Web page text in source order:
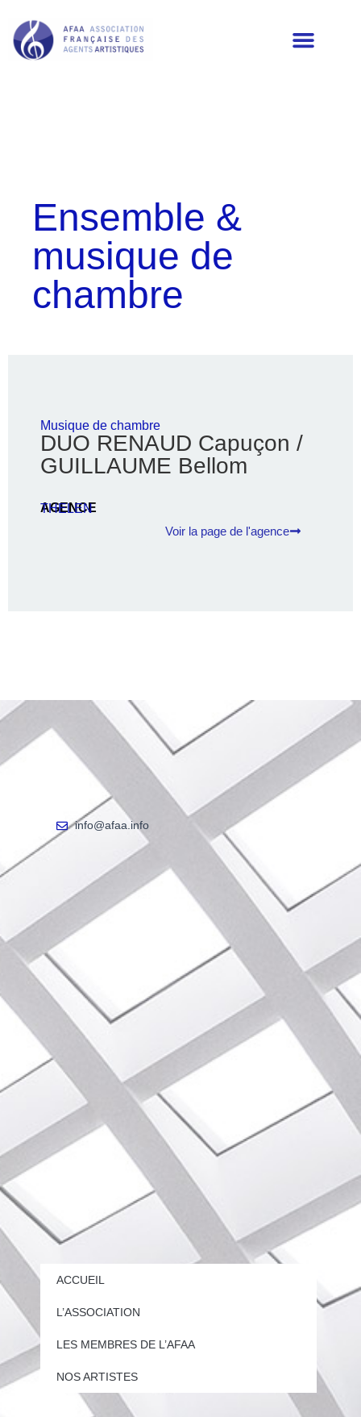
Ensemble &
musique de
chambre
Musique de chambre
DUO RENAUD Capuçon /
GUILLAUME Bellom
AGENCE
THELEN
Voir la page de l'agence
info@afaa.info
ACCUEIL
L’ASSOCIATION
LES MEMBRES DE L’AFAA
NOS ARTISTES